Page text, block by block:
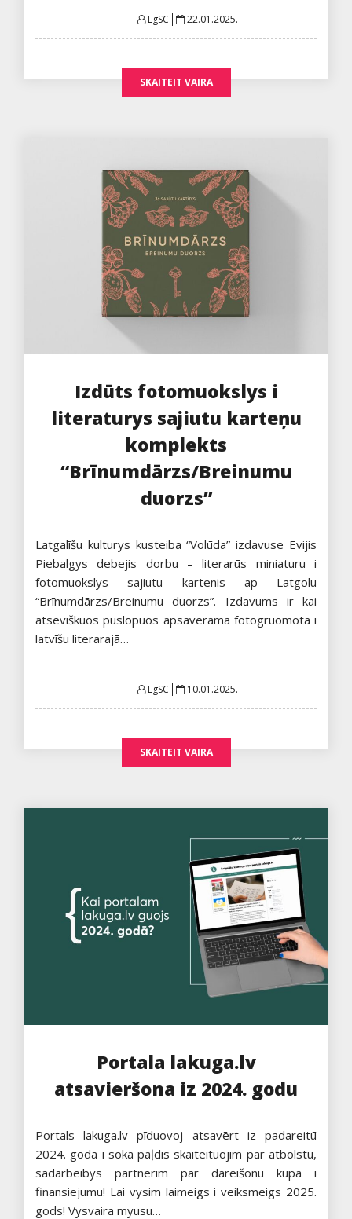
LgSC
Posted
22.01.2025.
SKAITEIT VAIRA
Izdūts fotomuokslys i
literaturys sajiutu karteņu
komplekts
“Brīnumdārzs/Breinumu
duorzs”
Latgalīšu kulturys kusteiba “Volūda” izdavuse Evijis
Piebalgys debejis dorbu – literarūs miniaturu i
fotomuokslys sajiutu kartenis ap Latgolu
“Brīnumdārzs/Breinumu duorzs”. Izdavums ir kai
atseviškuos puslopuos apsaverama fotogruomota i
latvīšu literarajā…
LgSC
Posted
10.01.2025.
SKAITEIT VAIRA
Portala lakuga.lv
atsavieršona iz 2024. godu
Portals lakuga.lv pīduovoj atsavērt iz padareitū
2024. godā i soka paļdis skaiteituojim par atbolstu,
sadarbeibys partnerim par dareišonu kūpā i
finansiejumu! Lai vysim laimeigs i veiksmeigs 2025.
gods! Vysvaira myusu…